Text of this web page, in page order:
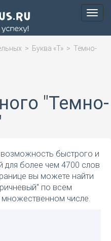
Меню
> Буква «Т» > Темно-
"Темно-
быстрого и
для более чем 4700 слов
вы можете найти
по всем
числе.